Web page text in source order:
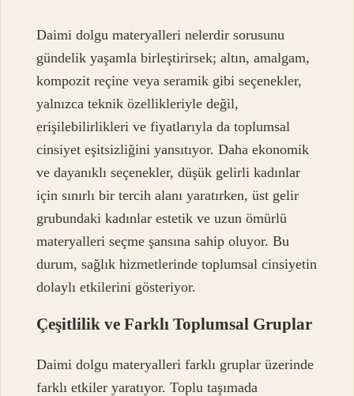
Daimi dolgu materyalleri nelerdir sorusunu
gündelik yaşamla birleştirirsek; altın, amalgam,
kompozit reçine veya seramik gibi seçenekler,
yalnızca teknik özellikleriyle değil,
erişilebilirlikleri ve fiyatlarıyla da toplumsal
cinsiyet eşitsizliğini yansıtıyor. Daha ekonomik
ve dayanıklı seçenekler, düşük gelirli kadınlar
için sınırlı bir tercih alanı yaratırken, üst gelir
grubundaki kadınlar estetik ve uzun ömürlü
materyalleri seçme şansına sahip oluyor. Bu
durum, sağlık hizmetlerinde toplumsal cinsiyetin
dolaylı etkilerini gösteriyor.
Çeşitlilik ve Farklı Toplumsal Gruplar
Daimi dolgu materyalleri farklı gruplar üzerinde
farklı etkiler yaratıyor. Toplu taşımada